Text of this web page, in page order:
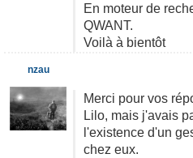
En moteur de
QWANT.
Voilà à bientôt
Merci pour vos
Lilo, mais j'avais
l'existence d'un
chez eux.
nzau